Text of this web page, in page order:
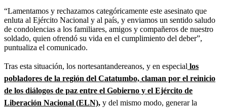
“Lamentamos y rechazamos categóricamente este asesinato que
enluta al Ejército Nacional y al país, y enviamos un sentido saludo
de condolencias a los familiares, amigos y compañeros de nuestro
soldado, quien ofrendó su vida en el cumplimiento del deber”,
puntualiza el comunicado.
Tras esta situación, los nortesantandereanos, y en especial los
pobladores de la región del Catatumbo, claman por el reinicio
de los diálogos de paz entre el Gobierno y el Ejército de
Liberación Nacional (ELN), y del mismo modo, generar la